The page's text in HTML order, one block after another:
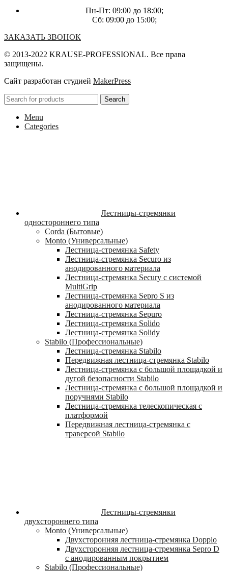
Пн-Пт: 09:00 до 18:00;
Сб: 09:00 до 15:00;
ЗАКАЗАТЬ ЗВОНОК
© 2013-2022 KRAUSE-PROFESSIONAL. Все права
защищены.
Сайт разработан студией MakerPress
Search
Menu
Categories
Лестницы-стремянки
одностороннего типа
Corda (Бытовые)
Monto (Универсальные)
Лестница-стремянка Safety
Лестница-стремянка Securo из
анодированного материала
Лестница-стремянка Secury с системой
MultiGrip
Лестница-стремянка Sepro S из
анодированного материала
Лестница-стремянка Sepuro
Лестница-стремянка Solido
Лестница-стремянка Solidy
Stabilo (Профессиональные)
Лестница-стремянка Stabilo
Передвижная лестница-стремянка Stabilo
Лестница-стремянка с большой площадкой и
дугой безопасности Stabilo
Лестница-стремянка с большой площадкой и
поручнями Stabilo
Лестница-стремянка телескопическая с
платформой
Передвижная лестница-стремянка с
траверсой Stabilo
Лестницы-стремянки
двухстороннего типа
Monto (Универсальные)
Двухсторонняя лестница-стремянка Dopplo
Двухсторонняя лестница-стремянка Sepro D
с анодированным покрытием
Stabilo (Профессиональные)